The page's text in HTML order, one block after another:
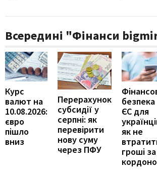
Всередині "Фінанси
Курс
валют на
10.08.2026:
євро
пішло
вниз
Перерахунок
субсидії у
серпні: як
перевірити
нову суму
через ПФУ
безпека
ЄС для
як не
гроші за